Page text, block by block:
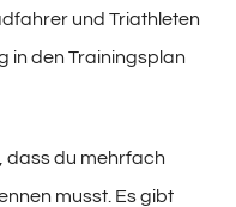
und Triathleten
in den Trainingsplan
dass du mehrfach
musst. Es gibt